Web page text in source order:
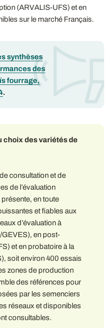
(ARVALIS-UFS) et en
sur le marché Français.
synthèses
des
fourrage,
.
choix des variétés de
consultation et de
de l’évaluation
en toute
et fiables aux
d’évaluation à
GEVES), en post-
et en probatoire à la
soit environ 400 essais
zones de production
des références pour
par les semenciers
réseaux et disponibles
consultables.